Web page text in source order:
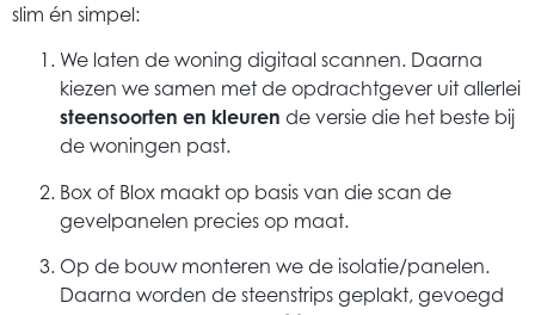
slim én simpel:
We laten de woning digitaal scannen. Daarna
kiezen we samen met de opdrachtgever uit allerlei
steensoorten en kleuren de versie die het beste bij
de woningen past.
Box of Blox maakt op basis van die scan de
gevelpanelen precies op maat.
Op de bouw monteren we de isolatie/panelen.
Daarna worden de steenstrips geplakt, gevoegd